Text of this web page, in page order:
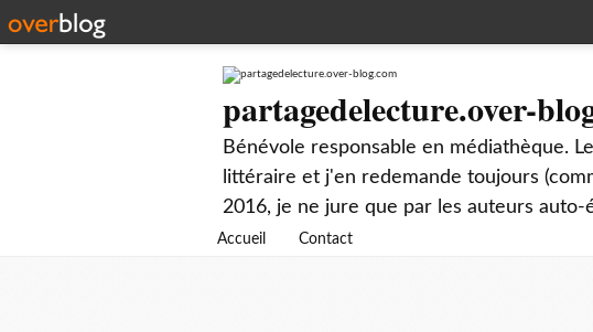
partagedelecture.over-
Bénévole responsable en médiathèque.
littéraire et j'en redemande toujours
2016, je ne jure que par les auteurs auto-
Accueil Contact